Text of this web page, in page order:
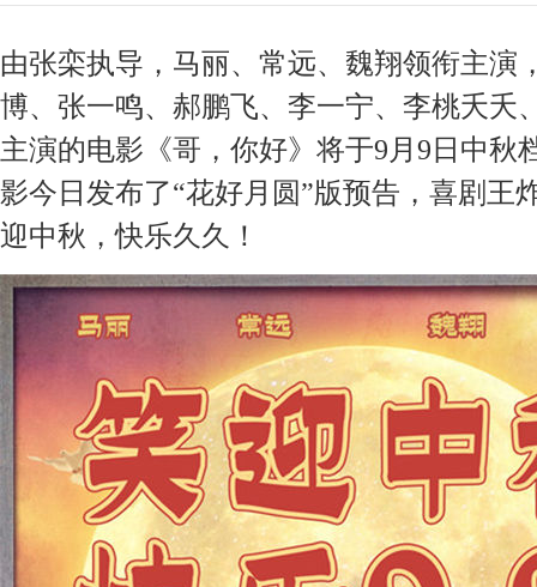
由张栾执导，马丽、常远、魏翔领衔主演
博、张一鸣、郝鹏飞、李一宁、李桃夭夭
主演的电影《哥，你好》将于9月9日中秋
影今日发布了“花好月圆”版预告，喜剧王
迎中秋 ，快乐久久！